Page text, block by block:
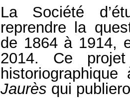
La Société
reprendre la
de 1864 à 1914,
2014. Ce
Jaurès qui